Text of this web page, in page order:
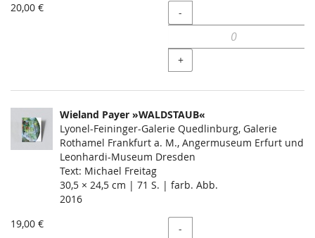
20,00 €
Menge
-
+
Wieland Payer »WALDSTAUB«
Lyonel-Feininger-Galerie Quedlinburg, Galerie
Rothamel Frankfurt a. M., Angermuseum Erfurt und
Leonhardi-Museum Dresden
Text: Michael Freitag
30,5 × 24,5 cm | 71 S. | farb. Abb.
2016
19,00 €
Menge
-